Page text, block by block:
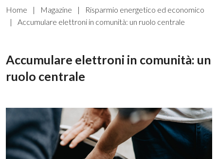
Home | Magazine |
Risparmio energetico ed economico
|
Accumulare elettroni in comunità: un ruolo centrale
Accumulare elettroni in comunità: un
ruolo centrale